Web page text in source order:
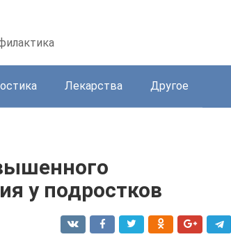
Лекарства Другое
у подростков